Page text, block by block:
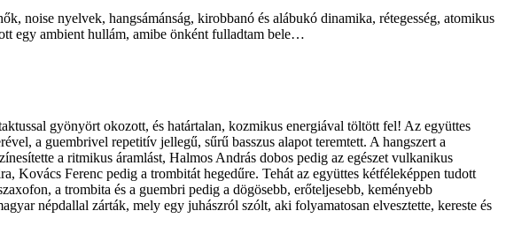
noise nyelvek, hangsámánság, kirobbanó és alábukó dinamika, rétegesség, atomikus
egy ambient hullám, amibe önként fulladtam bele…
gyönyört okozott, és határtalan, kozmikus energiával töltött fel! Az együttes
a guembrivel repetitív jellegű, sűrű basszus alapot teremtett. A hangszert a
a ritmikus áramlást, Halmos András dobos pedig az egészet vulkanikus
Kovács Ferenc pedig a trombitát hegedűre. Tehát az együttes kétféleképpen tudott
a trombita és a guembri pedig a dögösebb, erőteljesebb, keményebb
népdallal zárták, mely egy juhászról szólt, aki folyamatosan elvesztette, kereste és